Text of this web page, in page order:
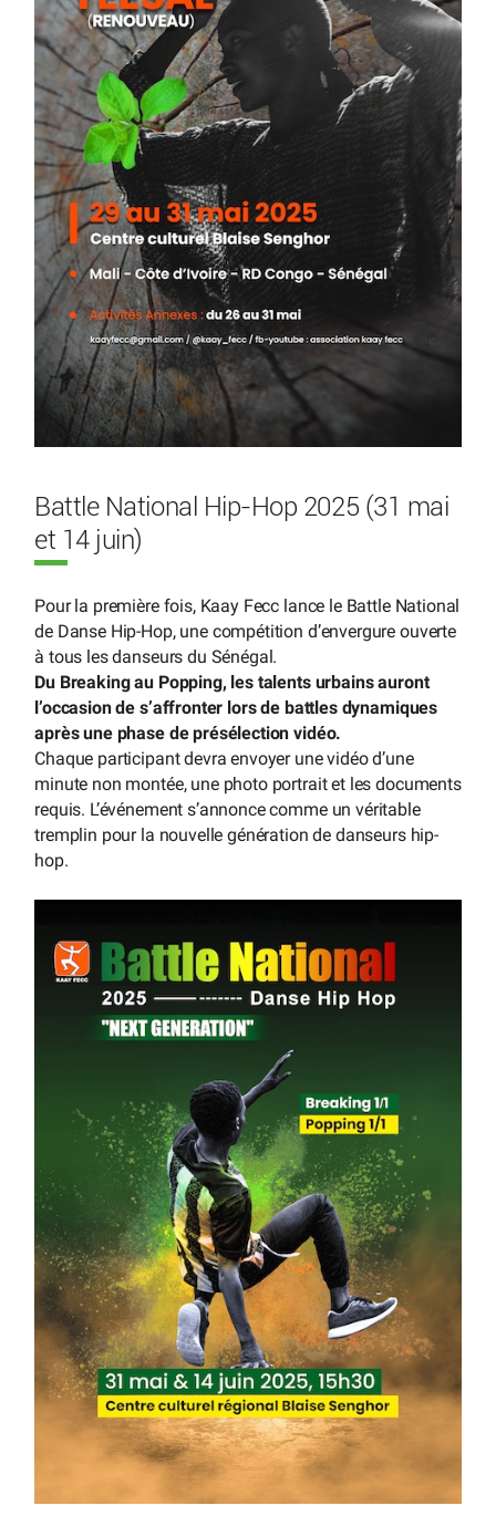
Battle National Hip-Hop 2025 (31 mai
et 14 juin)
Pour la première fois, Kaay Fecc lance le Battle National
de Danse Hip-Hop, une compétition d’envergure ouverte
à tous les danseurs du Sénégal.
Du Breaking au Popping, les talents urbains auront
l’occasion de s’affronter lors de battles dynamiques
après une phase de présélection vidéo.
Chaque participant devra envoyer une vidéo d’une
minute non montée, une photo portrait et les documents
requis. L’événement s’annonce comme un véritable
tremplin pour la nouvelle génération de danseurs hip-
hop.